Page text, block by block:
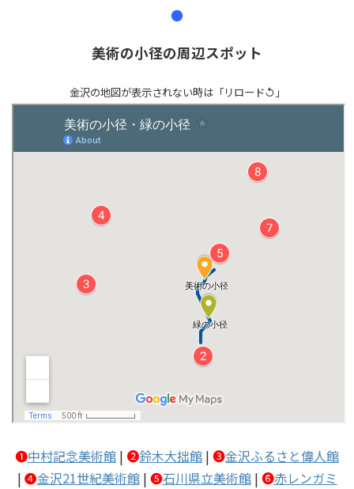
●
美術の小径の周辺スポット
金沢の地図が表示されない時は「リロード↺」
❶中村記念美術館 | ❷鈴木大拙館 | ❸金沢ふるさと偉人館
| ❹金沢21世紀美術館| ❺石川県立美術館| ❻赤レンガミ